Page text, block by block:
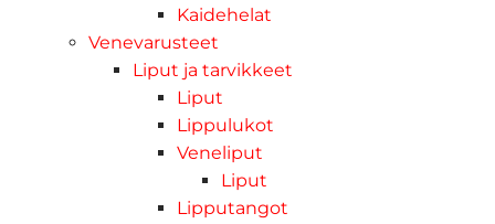
Kaidehelat
Venevarusteet
Liput ja tarvikkeet
Liput
Lippulukot
Veneliput
Liput
Lipputangot